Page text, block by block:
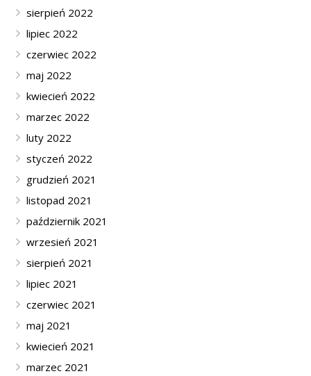
sierpień 2022
lipiec 2022
czerwiec 2022
maj 2022
kwiecień 2022
marzec 2022
luty 2022
styczeń 2022
grudzień 2021
listopad 2021
październik 2021
wrzesień 2021
sierpień 2021
lipiec 2021
czerwiec 2021
maj 2021
kwiecień 2021
marzec 2021